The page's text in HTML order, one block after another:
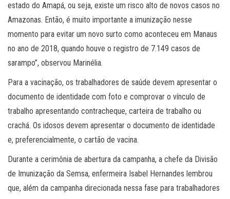
estado do Amapá, ou seja, existe um risco alto de novos casos no
Amazonas. Então, é muito importante a imunização nesse
momento para evitar um novo surto como aconteceu em Manaus
no ano de 2018, quando houve o registro de 7.149 casos de
sarampo”, observou Marinélia.
Para a vacinação, os trabalhadores de saúde devem apresentar o
documento de identidade com foto e comprovar o vínculo de
trabalho apresentando contracheque, carteira de trabalho ou
crachá. Os idosos devem apresentar o documento de identidade
e, preferencialmente, o cartão de vacina.
Durante a cerimônia de abertura da campanha, a chefe da Divisão
de Imunização da Semsa, enfermeira Isabel Hernandes lembrou
que, além da campanha direcionada nessa fase para trabalhadores